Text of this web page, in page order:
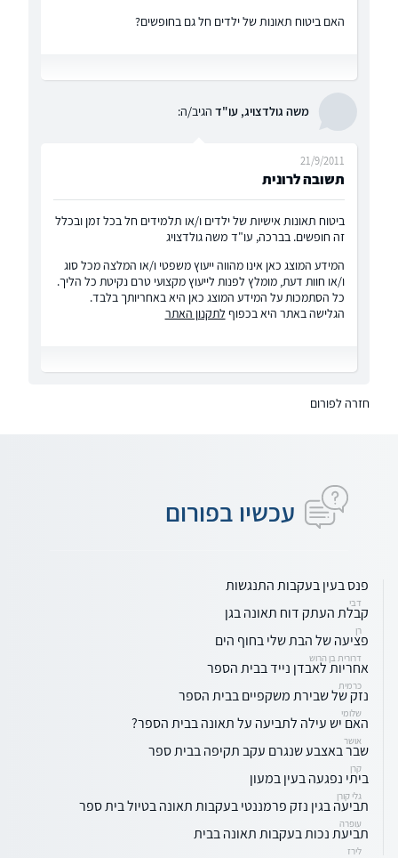
האם ביטוח תאונות של ילדים חל גם בחופשים?
משה גולדצויג, עו"ד הגיב/ה:
תשובה לרונית
21/9/2011
ביטוח תאונות אישיות של ילדים ו/או תלמידים חל בכל זמן ובכלל
זה חופשים. בברכה, עו"ד משה גולדצויג
המידע המוצג כאן אינו מהווה ייעוץ משפטי ו/או המלצה מכל סוג
ו/או חוות דעת, מומלץ לפנות לייעוץ מקצועי טרם נקיטת כל הליך.
כל הסתמכות על המידע המוצג כאן היא באחריותך בלבד.
הגלישה באתר היא בכפוף לתקנון האתר
חזרה לפורום
עכשיו בפורום
פנס בעין בעקבות התנגשות
דבי
קבלת העתק דוח תאונה בגן
רן
פציעה של הבת שלי בחוף הים
דרורית בן הרוש
אחריות לאבדן נייד בבית הספר
כרמית
נזק של שבירת משקפיים בבית הספר
שלומי
האם יש עילה לתביעה על תאונה בבית הספר?
אושר
שבר באצבע שנגרם עקב תקיפה בבית ספר
קרן
ביתי נפגעה בעין במעון
גלי קורן
תביעה בגין נזק פרמננטי בעקבות תאונה בטיול בית ספר
עופרה
תביעת נכות בעקבות תאונה בבית
לירז